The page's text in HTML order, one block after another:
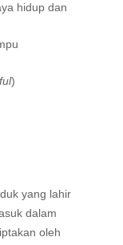
hidup dan
)
yang lahir
dalam
oleh